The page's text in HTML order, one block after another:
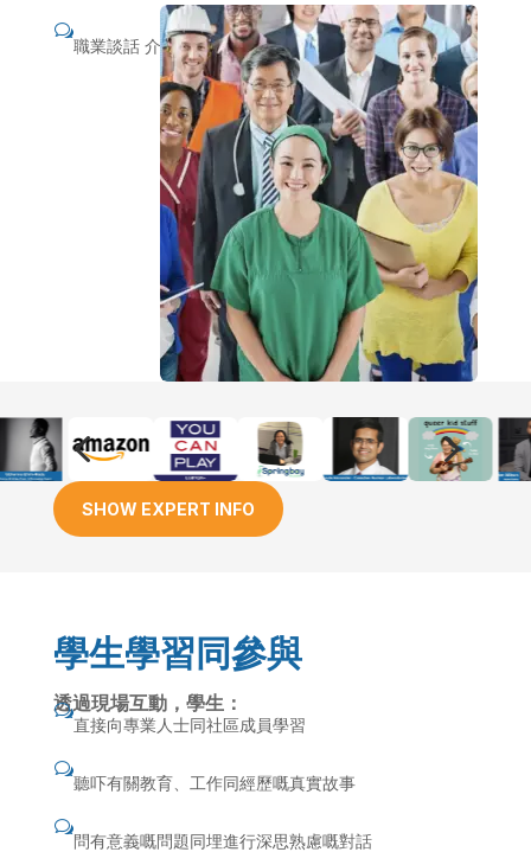
w
職業談話介紹學生職業、行業同路徑
4 5
SHOW EXPERT INFO
學生學習同參與
透過現場互動，學生：
w
直接向專業人士同社區成員學習
w
聽吓有關教育、工作同經歷嘅真實故事
w
問有意義嘅問題同埋進行深思熟慮嘅對話